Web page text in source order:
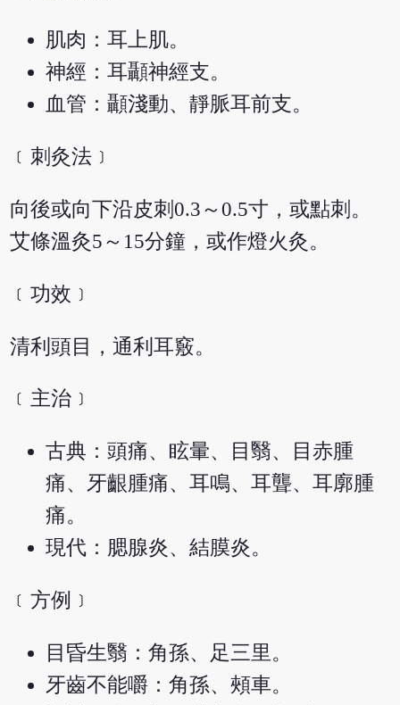
肌肉：耳上肌。
神經：耳顳神經支。
血管：顳淺動、靜脈耳前支。
﹝刺灸法﹞
向後或向下沿皮刺0.3～0.5寸，或點刺。
艾條溫灸5～15分鐘，或作燈火灸。
﹝功效﹞
清利頭目，通利耳竅。
﹝主治﹞
古典：頭痛、眩暈、目翳、目赤腫
痛、牙齦腫痛、耳鳴、耳聾、耳廓腫
痛。
現代：腮腺炎、結膜炎。
﹝方例﹞
目昏生翳：角孫、足三里。
牙齒不能嚼：角孫、頰車。